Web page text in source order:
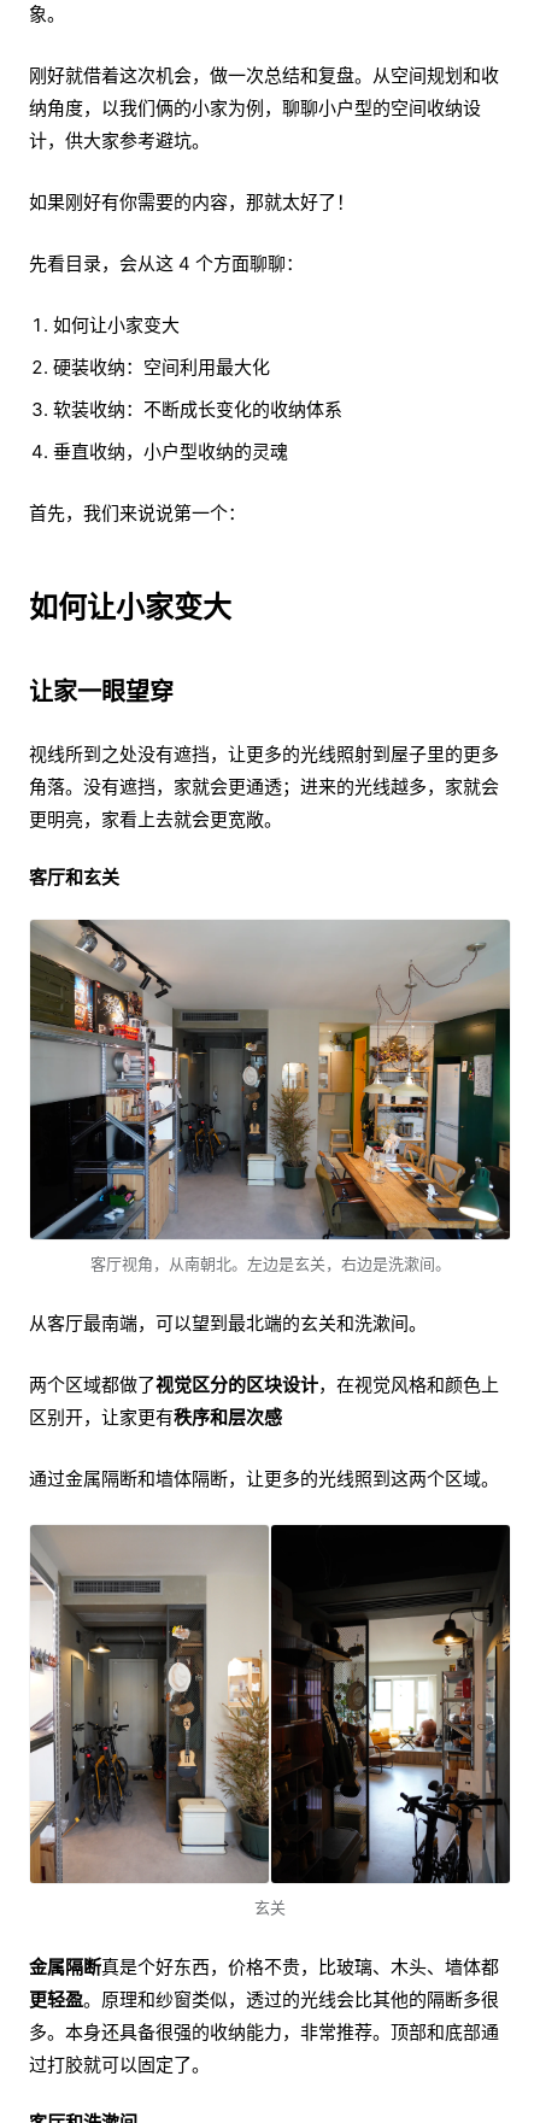
象。
刚好就借着这次机会，做一次总结和复盘。从空间规划和收
纳角度，以我们俩的小家为例，聊聊小户型的空间收纳设
计，供大家参考避坑。
如果刚好有你需要的内容，那就太好了！
先看目录，会从这 4 个方面聊聊：
如何让小家变大
硬装收纳：空间利用最大化
软装收纳：不断成长变化的收纳体系
垂直收纳，小户型收纳的灵魂
首先，我们来说说第一个：
如何让小家变大
让家一眼望穿
视线所到之处没有遮挡，让更多的光线照射到屋子里的更多
角落。没有遮挡，家就会更通透；进来的光线越多，家就会
更明亮，家看上去就会更宽敞。
客厅和玄关
客厅视角，从南朝北。左边是玄关，右边是洗漱间。
从客厅最南端，可以望到最北端的玄关和洗漱间。
两个区域都做了视觉区分的区块设计，在视觉风格和颜色上
区别开，让家更有秩序和层次感
通过金属隔断和墙体隔断，让更多的光线照到这两个区域。
玄关
金属隔断真是个好东西，价格不贵，比玻璃、木头、墙体都
更轻盈。原理和纱窗类似，透过的光线会比其他的隔断多很
多。本身还具备很强的收纳能力，非常推荐。顶部和底部通
过打胶就可以固定了。